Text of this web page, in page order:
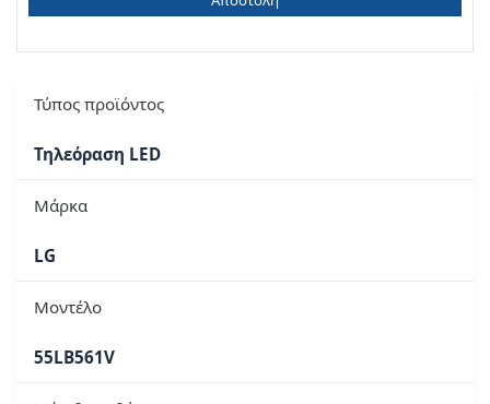
Τύπος προϊόντος
Τηλεόραση LED
Μάρκα
LG
Μοντέλο
55LB561V